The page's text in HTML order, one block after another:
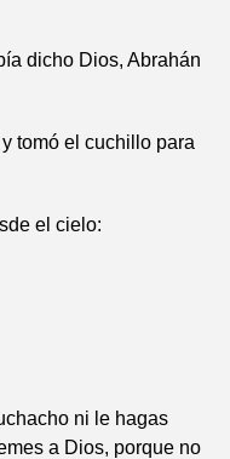
dicho Dios, Abrahán
tomó el cuchillo para
el cielo:
ni le hagas
a Dios, porque no